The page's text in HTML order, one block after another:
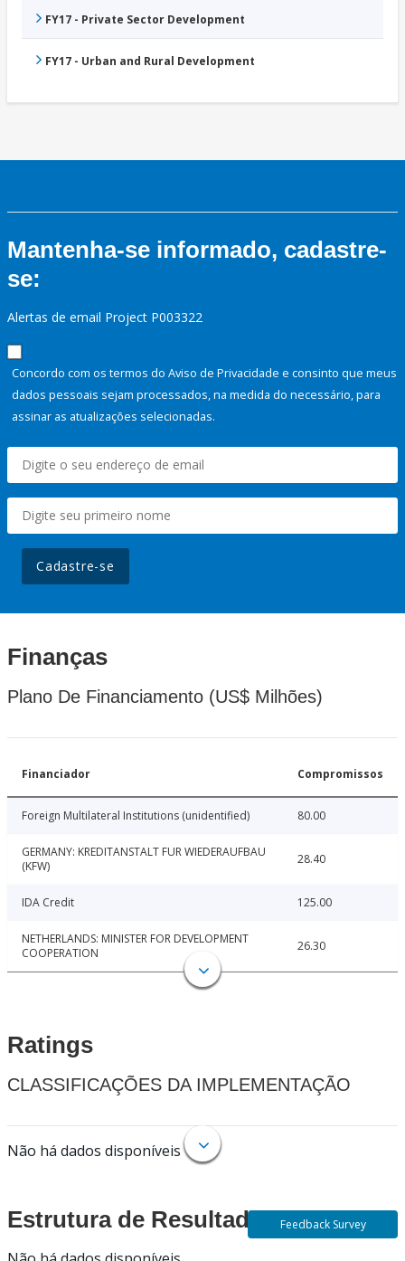
FY17 - Private Sector Development
FY17 - Urban and Rural Development
Mantenha-se informado, cadastre-
se:
Alertas de email Project P003322
Concordo com os termos do Aviso de Privacidade e consinto que meus
dados pessoais sejam processados, na medida do necessário, para
assinar as atualizações selecionadas.
Cadastre-se
Finanças
Plano De Financiamento (US$ Milhões)
Financiador Compromissos
Foreign Multilateral Institutions (unidentified) 80.00
GERMANY: KREDITANSTALT FUR WIEDERAUFBAU
(KFW)
28.40
IDA Credit 125.00
NETHERLANDS: MINISTER FOR DEVELOPMENT
COOPERATION
26.30
Ratings
CLASSIFICAÇÕES DA IMPLEMENTAÇÃO
Não há dados disponíveis
Estrutura de Resultados Feedback Survey